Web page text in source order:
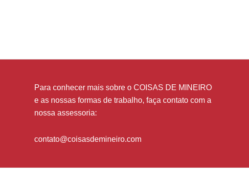
Para conhecer mais sobre o COISAS DE MINEIRO
e as nossas formas de trabalho, faça contato com a
nossa assessoria:
contato@coisasdemineiro.com